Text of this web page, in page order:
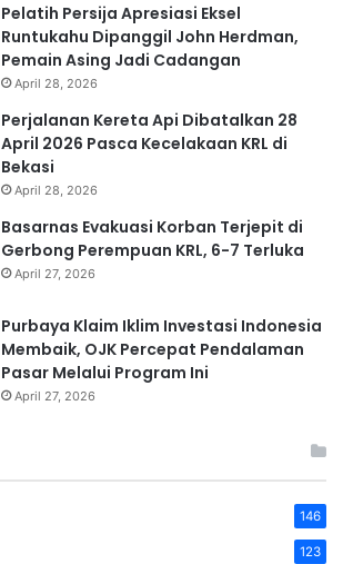
Pelatih Persija Apresiasi Eksel
Runtukahu Dipanggil John Herdman,
Pemain Asing Jadi Cadangan
April 28, 2026
Perjalanan Kereta Api Dibatalkan 28
April 2026 Pasca Kecelakaan KRL di
Bekasi
April 28, 2026
Basarnas Evakuasi Korban Terjepit di
Gerbong Perempuan KRL, 6-7 Terluka
April 27, 2026
Purbaya Klaim Iklim Investasi Indonesia
Membaik, OJK Percepat Pendalaman
Pasar Melalui Program Ini
April 27, 2026
146
123